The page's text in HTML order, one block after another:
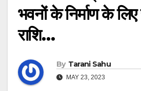
भवनों के निर्माण के
राशि…
By Tarani Sahu
MAY 23, 2023